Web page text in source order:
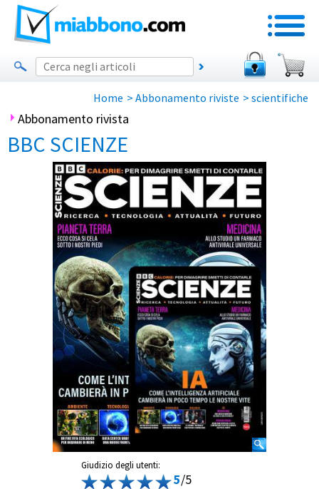
Home > Abbonamento riviste > scientifiche
Abbonamento rivista
BBC SCIENZE
Giudizio degli utenti:
5/5